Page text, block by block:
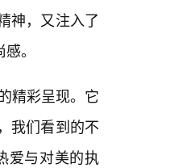
神，又注入了
。
精彩呈现。它
我们看到的不
爱与对美的执